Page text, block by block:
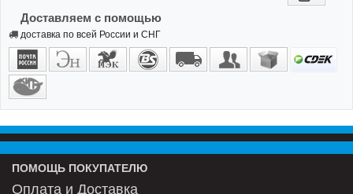
Доставляем с помощью
доставка по всей России и СНГ
ПОМОЩЬ ПОКУПАТЕЛЮ
Оплата и Доставка